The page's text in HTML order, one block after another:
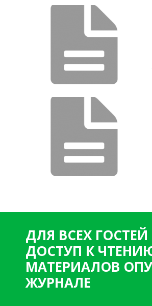
ДЛЯ ВСЕХ
ДОСТУП К
МАТЕРИАЛОВ
ЖУРНАЛЕ